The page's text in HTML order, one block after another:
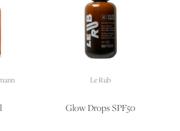
Le Rub
Glow Drops SPF50